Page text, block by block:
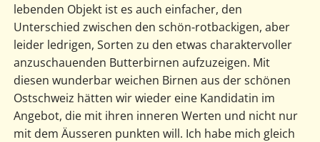
lebenden Objekt ist es auch einfacher, den
Unterschied zwischen den schön-rotbackigen, aber
leider ledrigen, Sorten zu den etwas charaktervoller
anzuschauenden Butterbirnen aufzuzeigen. Mit
diesen wunderbar weichen Birnen aus der schönen
Ostschweiz hätten wir wieder eine Kandidatin im
Angebot, die mit ihren inneren Werten und nicht nur
mit dem Äusseren punkten will. Ich habe mich gleich